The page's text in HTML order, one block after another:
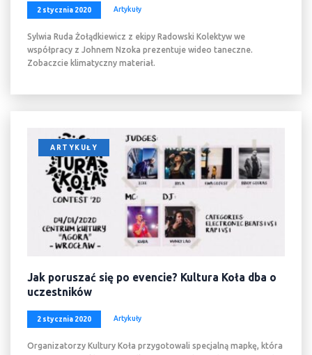
2 stycznia 2020 Artykuły
Sylwia Ruda Żołądkiewicz z ekipy Radowski Kolektyw we
współpracy z Johnem Nzoka prezentuje wideo taneczne.
Zobaczcie klimatyczny materiał.
ARTYKUŁY
Jak poruszać się po evencie? Kultura Koła dba o
uczestników
2 stycznia 2020 Artykuły
Organizatorzy Kultury Koła przygotowali specjalną mapkę, która